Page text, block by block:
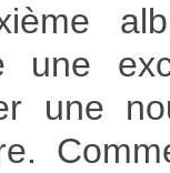
une
une